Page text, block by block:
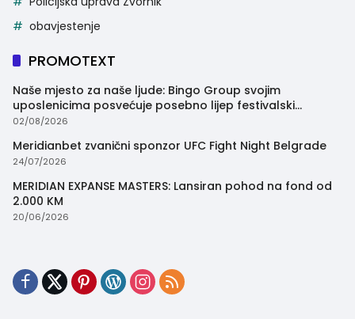
obavjestenje
PROMOTEXT
Naše mjesto za naše ljude: Bingo Group svojim
uposlenicima posvećuje posebno lijep festivalski
trenutak
02/08/2026
Meridianbet zvanični sponzor UFC Fight Night Belgrade
24/07/2026
MERIDIAN EXPANSE MASTERS: Lansiran pohod na fond od
2.000 KM
20/06/2026